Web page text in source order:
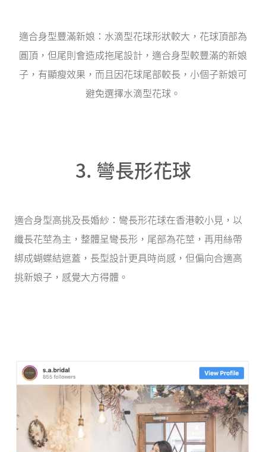
適合身型豐滿新娘：水滴型花球形狀較大，花球頂部為
圓頂，但尾則會造成拖尾設計，適合身型較豐滿的新娘
子，有顯瘦效果，而且因花球尾部較長，小個子新娘可
避免選擇水滴型花球。
3. 彎長形花球
適合身型高挑及長婚紗：彎長形花球在香港較小見，以
纖長花莖為主，整體呈彎長形，尾部為花莖，再用絲帶
綁成蝴蝶結遮蓋，長型設計更具時尚感，但偏向合適高
挑新娘子，感覺大方得體。